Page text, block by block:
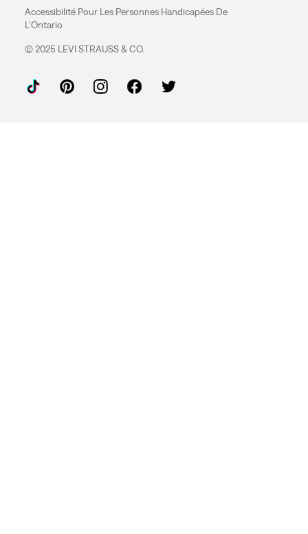
Accessibilité Pour Les Personnes Handicapées De
L'Ontario
© 2025 LEVI STRAUSS & CO.